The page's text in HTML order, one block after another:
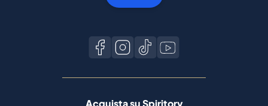
Acquista su Spiritory